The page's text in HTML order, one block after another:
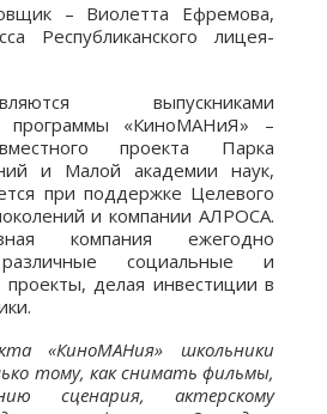
– Виолетта Ефремова,
Республиканского лицея-
выпускниками
программы «КиноМАНиЯ» –
проекта Парка
и Малой академии наук,
при поддержке Целевого
и компании АЛРОСА.
компания ежегодно
социальные и
делая инвестиции в
«КиноМАНия» школьники
тому, как снимать фильмы,
сценария, актерскому